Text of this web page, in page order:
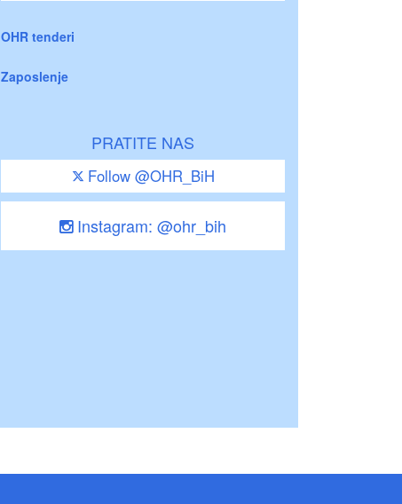
OHR tenderi
Zaposlenje
PRATITE NAS
Follow @OHR_BiH
Instagram: @ohr_bih